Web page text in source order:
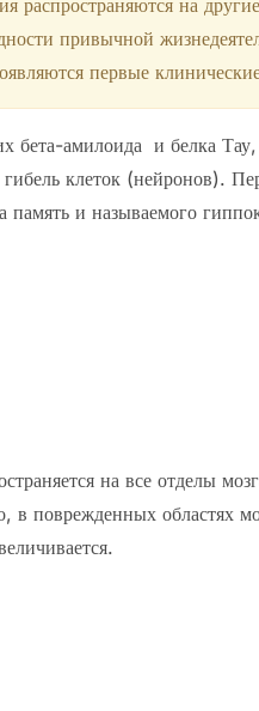
распространяются на
привычной
первые
бета-амилоида и белка
клеток (нейронов).
память и называемого
на все отделы
в поврежденных областях